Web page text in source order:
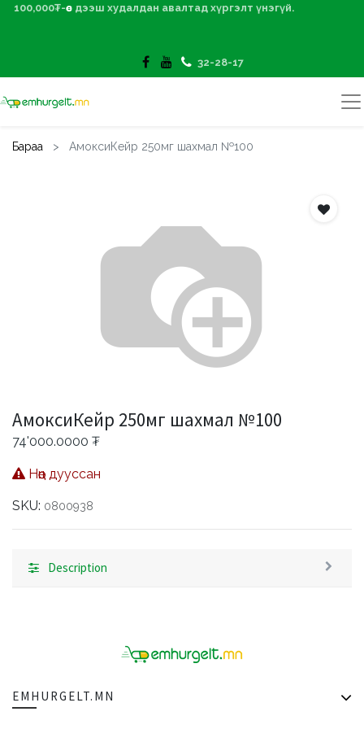
100,000₮-өөс дээш худалдан авалтад хүргэлт үнэгүй.
32-28-17
Бараа АмоксиКейр 250мг шахмал №100
АмоксиКейр 250мг шахмал №100
74'000.0000 ₮
Нөөц дууссан
SKU: 0800938
Description
EMHURGELT.MN